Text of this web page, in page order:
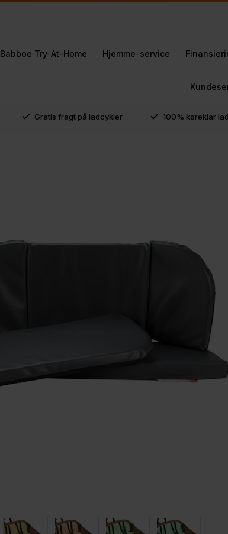
Babboe Try-At-Home Hjemme-service
Gratis fragt på ladcykler 100% køreklar